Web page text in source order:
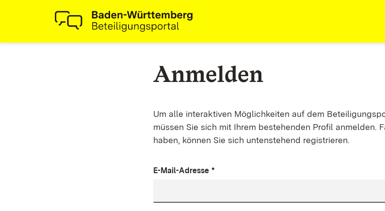
Anmelden
Um alle interaktiven Möglichkeiten auf dem
müssen Sie sich mit Ihrem bestehenden Profil anmelden.
haben, können Sie sich untenstehend registrieren.
E-Mail-Adresse *